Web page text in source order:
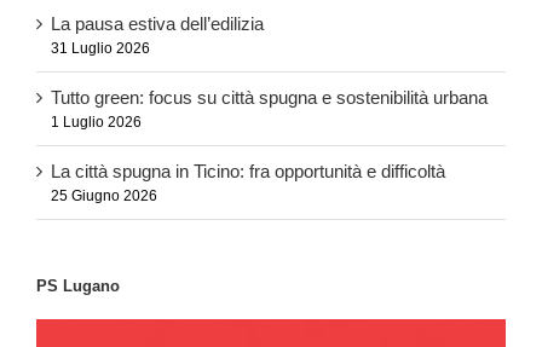
La pausa estiva dell’edilizia
31 Luglio 2026
Tutto green: focus su città spugna e sostenibilità urbana
1 Luglio 2026
La città spugna in Ticino: fra opportunità e difficoltà
25 Giugno 2026
PS Lugano